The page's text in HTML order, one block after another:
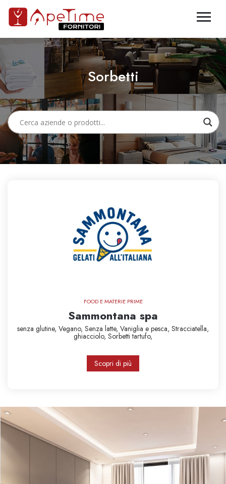
Sorbetti
FOOD E MATERIE PRIME
Sammontana spa
senza glutine, Vegano, Senza latte, Vaniglia e pesca, Stracciatella,
ghiacciolo, Sorbettitartufo,
Scopri di più